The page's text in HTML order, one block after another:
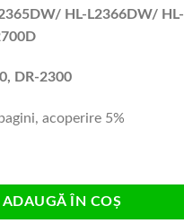
HL-L2366DW/ HL-
DR-2300
acoperire 5%
ADAUGĂ ÎN COȘ